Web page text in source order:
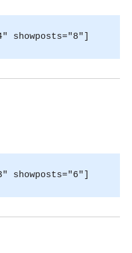
showposts="8"]
showposts="6"]